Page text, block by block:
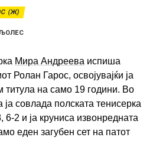
(Ж)
Мира Андреева испиша
Ролан Гарос, освојувајќи ја
титула на само 19 години. Во
совлада полската тенисерка
2 и ја круниса извонредната
еден загубен сет на патот